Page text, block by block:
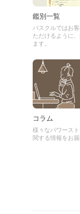
鑑別一覧
パスクルではお
ただけるように
ます。
コラム
様々なパワース
関する情報をお届